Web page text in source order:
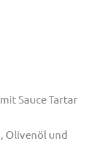
Sauce Tartar
Olivenöl und